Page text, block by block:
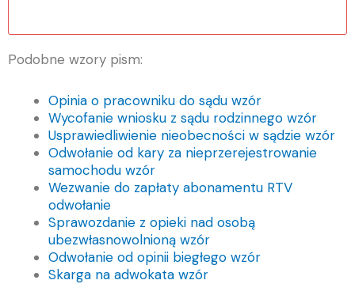
Podobne wzory pism:
Opinia o pracowniku do sądu wzór
Wycofanie wniosku z sądu rodzinnego wzór
Usprawiedliwienie nieobecności w sądzie wzór
Odwołanie od kary za nieprzerejestrowanie
samochodu wzór
Wezwanie do zapłaty abonamentu RTV
odwołanie
Sprawozdanie z opieki nad osobą
ubezwłasnowolnioną wzór
Odwołanie od opinii biegłego wzór
Skarga na adwokata wzór